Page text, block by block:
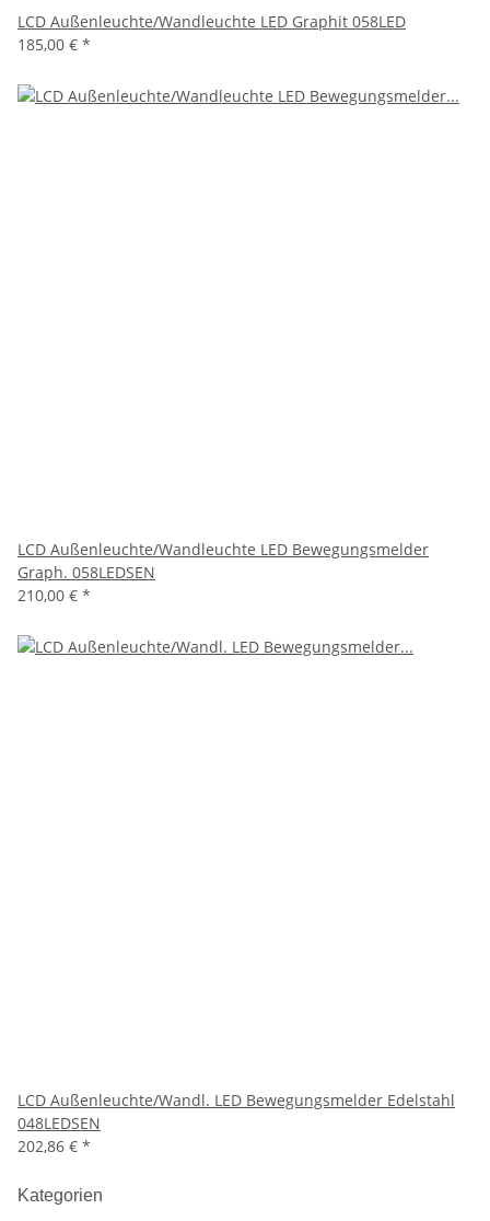
LCD Außenleuchte/Wandleuchte LED Graphit 058LED
185,00 € *
LCD Außenleuchte/Wandleuchte LED Bewegungsmelder
Graph. 058LEDSEN
210,00 € *
LCD Außenleuchte/Wandl. LED Bewegungsmelder Edelstahl
048LEDSEN
202,86 € *
Kategorien